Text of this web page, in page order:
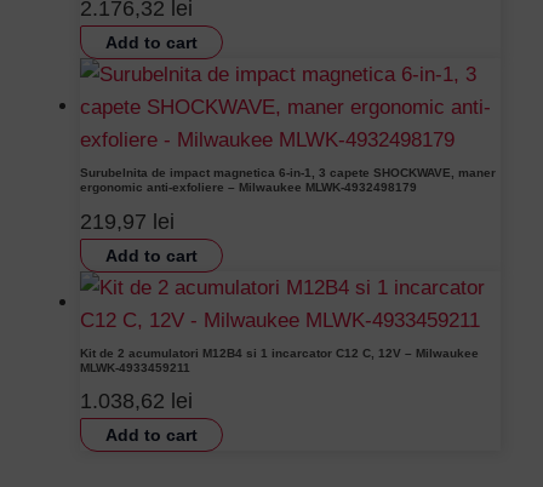
2.176,32 lei
Add to cart
Surubelnita de impact magnetica 6-in-1, 3 capete SHOCKWAVE, maner
ergonomic anti-exfoliere – Milwaukee MLWK-4932498179
219,97 lei
Add to cart
Kit de 2 acumulatori M12B4 si 1 incarcator C12 C, 12V – Milwaukee
MLWK-4933459211
1.038,62 lei
Add to cart